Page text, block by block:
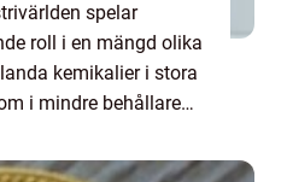
spelar
roll i en mängd olika
kemikalier i stora
i mindre behållare